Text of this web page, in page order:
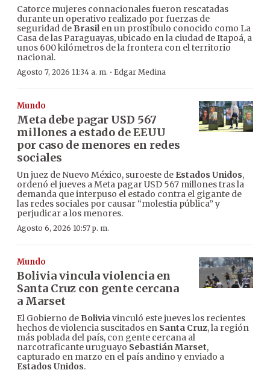
Catorce mujeres connacionales fueron rescatadas
durante un operativo realizado por fuerzas de
seguridad de Brasilen un prostíbulo conocido como La
Casa de las Paraguayas, ubicado en la ciudad de Itapoá, a
unos 600 kilómetros de la frontera con el territorio
nacional.
Agosto 7, 2026 11:34 a. m. · Edgar Medina
Mundo
Meta debe pagar USD 567
millones a estado de EEUU
por caso de menores en redes
sociales
Un juez de Nuevo México, suroeste de Estados Unidos,
ordenó el jueves a Meta pagar USD 567 millones tras la
demanda que interpuso el estado contra el gigante de
las redes sociales por causar “molestia pública” y
perjudicar a los menores.
Agosto 6, 2026 10:57 p. m.
Mundo
Bolivia vincula violencia en
Santa Cruz con gente cercana
a Marset
El Gobierno de Boliviavinculó este jueves los recientes
hechos de violencia suscitados en Santa Cruz, la región
más poblada del país, con gente cercana al
narcotraficante uruguayo Sebastián Marset,
capturado en marzo en el país andino y enviado a
Estados Unidos.